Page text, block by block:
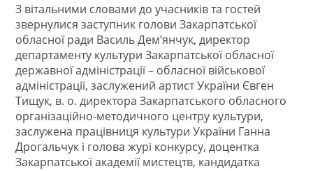
З вітальними словами до учасників та гостей
звернулися заступник голови Закарпатської
обласної ради Василь Дем’янчук, директор
департаменту культури Закарпатської обласної
державної адміністрації – обласної військової
адміністрації, заслужений артист України Євген
Тищук, в. о. директора Закарпатського обласного
організаційно-методичного центру культури,
заслужена працівниця культури України Ганна
Дрогальчук і голова журі конкурсу, доцентка
Закарпатської академії мистецтв, кандидатка